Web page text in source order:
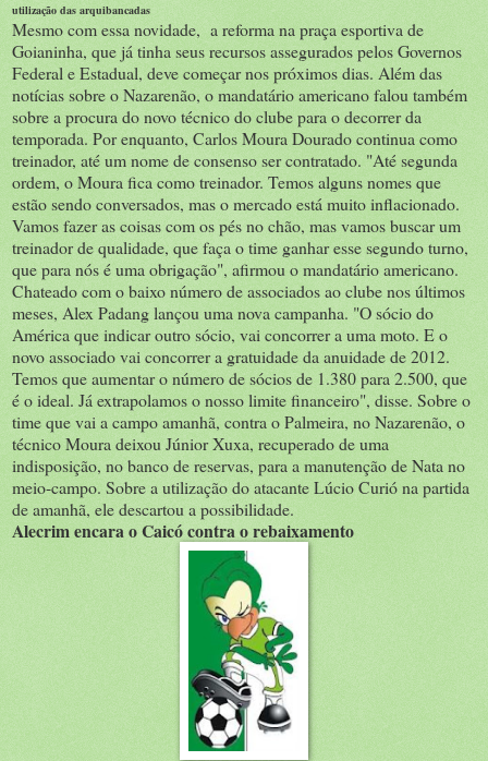
utilização das arquibancadas
Mesmo com essa novidade, a reforma na praça esportiva de
Goianinha, que já tinha seus recursos assegurados pelos Governos
Federal e Estadual, deve começar nos próximos dias. Além das
notícias sobre o Nazarenão, o mandatário americano falou também
sobre a procura do novo técnico do clube para o decorrer da
temporada. Por enquanto, Carlos Moura Dourado continua como
treinador, até um nome de consenso ser contratado. "Até segunda
ordem, o Moura fica como treinador. Temos alguns nomes que
estão sendo conversados, mas o mercado está muito inflacionado.
Vamos fazer as coisas com os pés no chão, mas vamos buscar um
treinador de qualidade, que faça o time ganhar esse segundo turno,
que para nós é uma obrigação", afirmou o mandatário americano.
Chateado com o baixo número de associados ao clube nos últimos
meses, Alex Padang lançou uma nova campanha. "O sócio do
América que indicar outro sócio, vai concorrer a uma moto. E o
novo associado vai concorrer a gratuidade da anuidade de 2012.
Temos que aumentar o número de sócios de 1.380 para 2.500, que
é o ideal. Já extrapolamos o nosso limite financeiro", disse. Sobre o
time que vai a campo amanhã, contra o Palmeira, no Nazarenão, o
técnico Moura deixou Júnior Xuxa, recuperado de uma
indisposição, no banco de reservas, para a manutenção de Nata no
meio-campo. Sobre a utilização do atacante Lúcio Curió na partida
de amanhã, ele descartou a possibilidade.
Alecrim encara o Caicó contra o rebaixamento